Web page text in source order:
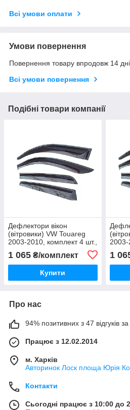
Всі умови оплати
Умови повернення
Повернення товару впродовж 14
Всі умови повернення
Подібні товари компанії
Дефлектори вікон
(вітровики) VW Touareg
2003-2010, комплект 4 шт.,
1 065 ₴/комплект
Купити
2003-
1
Про нас
94% позитивних з 47 відгуків за
Працює з 12.02.2014
м. Харків
Авторинок Лоск площа Юрія
Контакти
Сьогодні працює з 10:00 до